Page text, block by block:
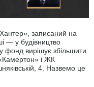
записаний на
— у будівництво
фонд вирішує збільшити
і ЖК
4. Назвемо це